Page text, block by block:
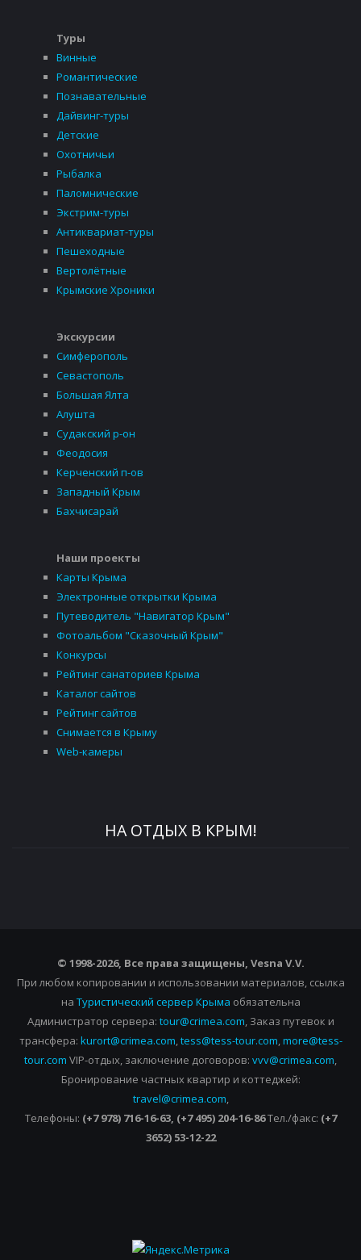
Туры
Винные
Романтические
Познавательные
Дайвинг-туры
Детские
Охотничьи
Рыбалка
Паломнические
Экстрим-туры
Антиквариат-туры
Пешеходные
Вертолётные
Крымские Хроники
Экскурсии
Симферополь
Севастополь
Большая Ялта
Алушта
Судакский р-он
Феодосия
Керченский п-ов
Западный Крым
Бахчисарай
Наши проекты
Карты Крыма
Электронные открытки Крыма
Путеводитель "Навигатор Крым"
Фотоальбом "Сказочный Крым"
Конкурсы
Рейтинг санаториев Крыма
Каталог сайтов
Рейтинг сайтов
Снимается в Крыму
Web-камеры
НА ОТДЫХ В КРЫМ!
© 1998-2026, Все права защищены, Vesna V.V.
При любом копировании и использовании материалов, ссылка
на Туристический сервер Крыма обязательна
Администратор сервера: tour@crimea.com, Заказ путевок и
трансфера: kurort@crimea.com,tess@tess-tour.com,more@tess-
tour.com VIP-отдых, заключение договоров: vvv@crimea.com,
Бронирование частных квартир и коттеджей:
travel@crimea.com,
Телефоны: (+7 978) 716-16-63, (+7 495) 204-16-86Тел./факс: (+7
3652) 53-12-22